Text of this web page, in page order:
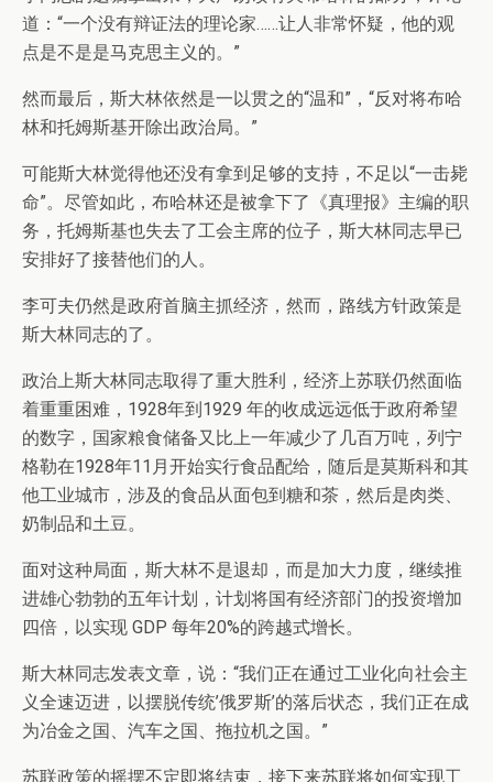
道：“一个没有辩证法的理论家……让人非常怀疑，他的观
点是不是是马克思主义的。”
然而最后，斯大林依然是一以贯之的“温和”，“反对将布哈
林和托姆斯基开除出政治局。”
可能斯大林觉得他还没有拿到足够的支持，不足以“一击毙
命”。尽管如此，布哈林还是被拿下了《真理报》主编的职
务，托姆斯基也失去了工会主席的位子，斯大林同志早已
安排好了接替他们的人。
李可夫仍然是政府首脑主抓经济，然而，路线方针政策是
斯大林同志的了。
政治上斯大林同志取得了重大胜利，经济上苏联仍然面临
着重重困难，1928年到1929 年的收成远远低于政府希望
的数字，国家粮食储备又比上一年减少了几百万吨，列宁
格勒在1928年11月开始实行食品配给，随后是莫斯科和其
他工业城市，涉及的食品从面包到糖和茶，然后是肉类、
奶制品和土豆。
面对这种局面，斯大林不是退却，而是加大力度，继续推
进雄心勃勃的五年计划，计划将国有经济部门的投资增加
四倍，以实现 GDP 每年20%的跨越式增长。
斯大林同志发表文章，说：“我们正在通过工业化向社会主
义全速迈进，以摆脱传统’俄罗斯’的落后状态，我们正在成
为冶金之国、汽车之国、拖拉机之国。”
苏联政策的摇摆不定即将结束，接下来苏联将如何实现工